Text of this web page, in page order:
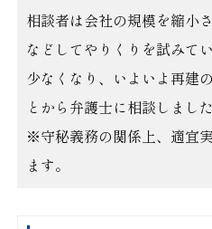
相談者は会社の規模を縮小
などしてやりくりを試みて
少なくなり、いよいよ再建
とから弁護士に相談しました
※守秘義務の関係上、適宜
ます。